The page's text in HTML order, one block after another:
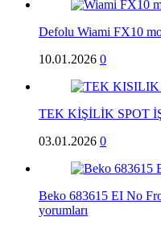
Defolu Wiami FX10
10.01.2026 0
TEK KİŞİLİK SPOT
03.01.2026 0
Beko 683615 EI No
yorumları